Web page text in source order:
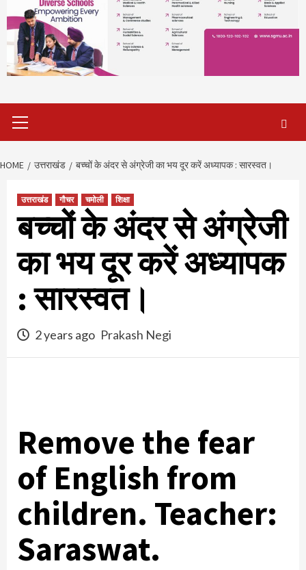
Menu
HOME उत्तराखंड बच्चों के अंदर से अंग्रेजी का भय दूर करें अध्यापक : सारस्वत।
उत्तराखंड गौचर चमोली शिक्षा
बच्चों के अंदर से अंग्रेजी
का भय दूर करें अध्यापक
: सारस्वत।
2 years ago Prakash Negi
Remove the fear
of English from
children. Teacher:
Saraswat.